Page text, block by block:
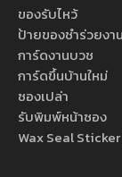
ของรับไหว้
ป้ายของชำร่วยงา
การ์ดงานบวช
การ์ดขึ้นบ้านใหม่
ซองเปล่า
รับพิมพ์หน้าซอง
Wax Seal